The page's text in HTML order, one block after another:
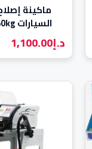
ماكينة
السيارات MEGA 350kg
د.إ1,100.00